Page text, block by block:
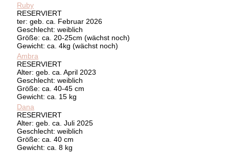
Ruby
RESERVIERT
ter: geb. ca. Februar 2026
Geschlecht: weiblich
Größe: ca. 20-25cm (wächst noch)
Gewicht: ca. 4kg (wächst noch)
Ambra
RESERVIERT
Alter: geb. ca. April 2023
Geschlecht: weiblich
Größe: ca. 40-45 cm
Gewicht: ca. 15 kg
Dana
RESERVIERT
Alter: geb. ca. Juli 2025
Geschlecht: weiblich
Größe: ca. 40 cm
Gewicht: ca. 8 kg